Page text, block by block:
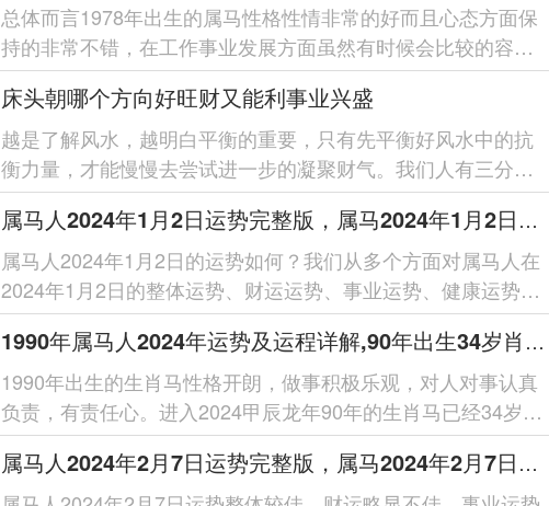
​总体而言1978年出生的属马性格性情非常的好而且心态方面保
持的非常不错，在工作事业发展方面虽然有时候会比较的容易
冲动但是整体的发展是非...
床头朝哪个方向好旺财又能利事业兴盛
越是了解风水，越明白平衡的重要，只有先平衡好风水中的抗
衡力量，才能慢慢去尝试进一步的凝聚财气。我们人有三分一
的时间用在睡觉上，所以床对我们...
属马人2024年1月2日运势完整版，属马2024年1月2日今日运势如何
属马人2024年1月2日的运势如何？我们从多个方面对属马人在
2024年1月2日的整体运势、财运运势、事业运势、健康运势、
感情运势、五行穿衣指南、...
1990年属马人2024年运势及运程详解,90年出生34岁肖马人在2024全年每月运势完整版
1990年出生的生肖马性格开朗，做事积极乐观，对人对事认真
负责，有责任心。进入2024甲辰龙年90年的生肖马已经34岁，
这一年并无犯太岁的困扰，但奈何有...
属马人2024年2月7日运势完整版，属马2024年2月7日今日运势如何